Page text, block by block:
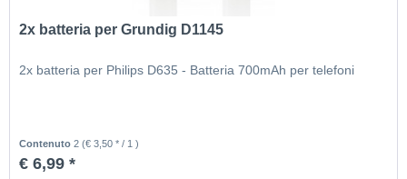
2x batteria per Grundig D1145
2x batteria per Philips D635 - Batteria 700mAh per telefoni
Contenuto2(€ 3,50 * / 1 )
€ 6,99 *